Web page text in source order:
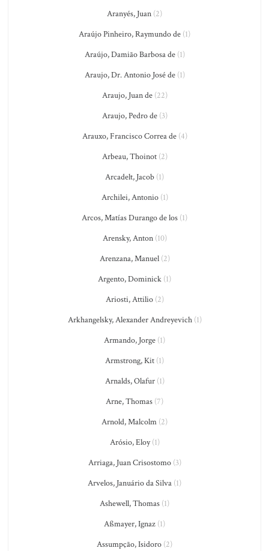
Aranyés, Juan (2)
Araújo Pinheiro, Raymundo de (1)
Araújo, Damião Barbosa de(1)
Araujo, Dr. Antonio José de(1)
Araujo, Juan de(22)
Araujo, Pedro de(3)
Arauxo, Francisco Correa de(4)
Arbeau, Thoinot(2)
Arcadelt, Jacob (1)
Archilei, Antonio(1)
Arcos, Matías Durango de los (1)
Arensky, Anton(10)
Arenzana, Manuel(2)
Argento, Dominick (1)
Ariosti, Attilio(2)
Arkhangelsky, Alexander Andreyevich(1)
Armando, Jorge (1)
Armstrong, Kit (1)
Arnalds, Olafur(1)
Arne, Thomas (7)
Arnold, Malcolm (2)
Arósio, Eloy(1)
Arriaga, Juan Crisostomo(3)
Arvelos, Januário da Silva (1)
Ashewell, Thomas (1)
Aßmayer, Ignaz (1)
Assumpção, Isidoro (2)